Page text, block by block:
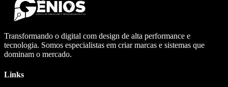
Transformando o digital com design de alta performance e
tecnologia. Somos especialistas em criar marcas e sistemas que
dominam o mercado.
Links